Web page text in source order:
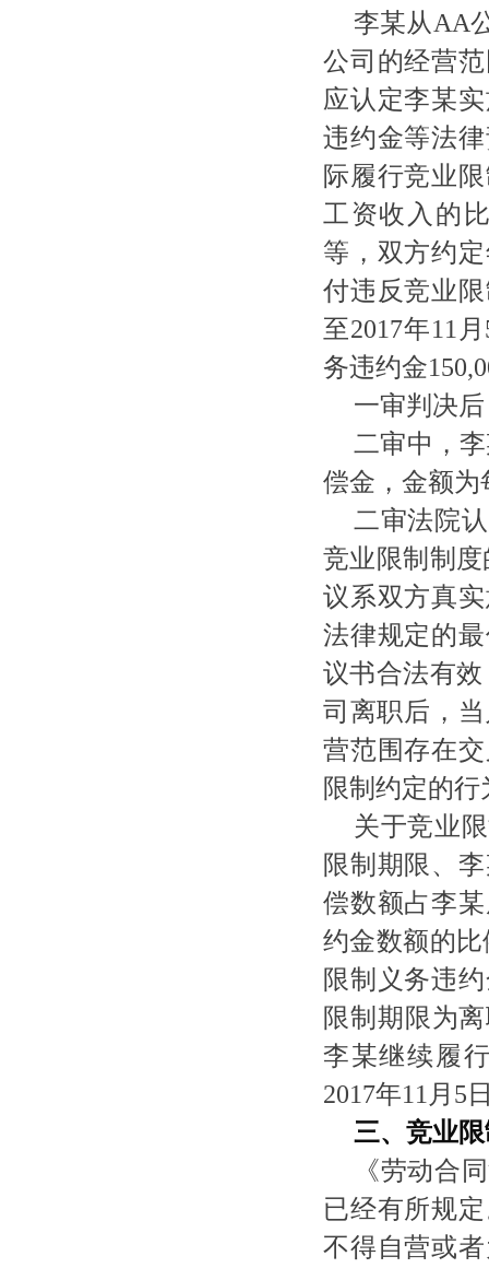
李某从 AA
公司的经营
应认定李某
违约金等法
际履行竞业
工资收入的
等，双方约
付违反竞业
至2017年11
务违约金
一审判决
二审中，
偿金，金额为
二审法院
竞业限制制
议系双方真
法律规定的
议书合法有
司离职后，
营范围存在
限制约定的
关于竞业
限制期限、
偿数额占李
约金数额的
限制义务违
限制期限为
李某继续履
2017年11月5
三、竞业
《劳动合
已经有所规
不得自营或